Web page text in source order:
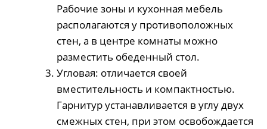
Рабочие зоны и кухонная мебель
располагаются у противоположных
стен, а в центре комнаты можно
разместить обеденный стол.
Угловая: отличается своей
вместительность и компактностью.
Гарнитур устанавливается в углу двух
смежных стен, при этом освобождается